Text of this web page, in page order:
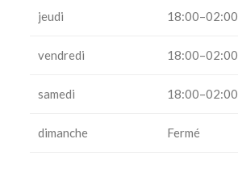
jeudi 18:00–02:00
vendredi 18:00–02:00
samedi 18:00–02:00
dimanche Fermé